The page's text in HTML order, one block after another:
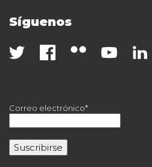
Síguenos
Correo electrónico*